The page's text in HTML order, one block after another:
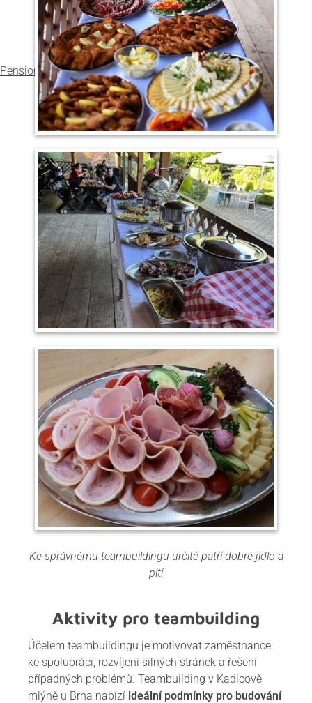
Pension Kadlcův mlýn v Brně hodnocení
Ke správnému teambuildingu určitě patří dobré jídlo a
pití
Aktivity pro teambuilding
Účelem teambuildingu je motivovat zaměstnance
ke spolupráci, rozvíjení silných stránek a řešení
případných problémů. Teambuilding v Kadlcově
mlýně u Brna nabízí ideální podmínky pro budování